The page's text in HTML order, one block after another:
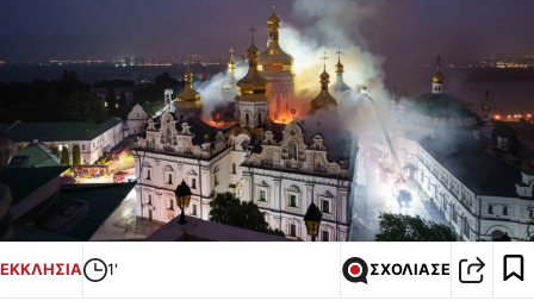
ΕΚΚΛΗΣΙΑ 1' ΣΧΟΛΙΑΣΕ